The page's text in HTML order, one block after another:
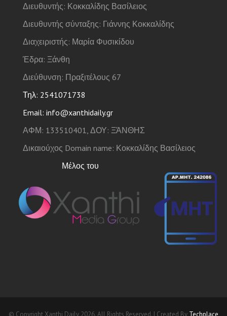
Διευθυντής: Κοκκαλίδης Βασίλειος
Διευθυντής σύνταξης: Γιάννης Κοκκαλίδης
Διαχειριστής: Μαρία Φυσικίδου
Έδρα: Ξάνθη
Διεύθυνση: Πραξιτέλους 67
Τηλ: 2541071738
Email: info@xanthidaily.gr
ΑΦΜ: 133510401, ΔΟΥ: ΞΆΝΘΗΣ
Δικαιούχος Domain name: Κοκκαλίδης Βασίλειος
Μέλος του